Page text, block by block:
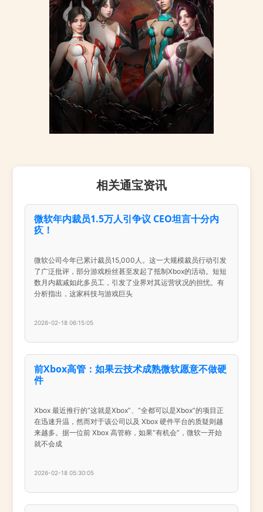
相关通宝资讯
微软年内裁员1.5万人引争议 CEO坦言十分内
疚！
微软公司今年已累计裁员15,000人。这一大规模裁员行动引发
了广泛批评，部分游戏粉丝甚至发起了抵制Xbox的活动。短短
数月内裁减如此多员工，引发了业界对其运营状况的担忧。有
分析指出，这家科技与游戏巨头
2026-02-18 06:15:05
前Xbox高管：如果云技术成熟微软愿意不做硬
件
Xbox 最近推行的“这就是Xbox”、“全都可以是Xbox”的项目正
在迅速升温，然而对于该公司以及 Xbox 硬件平台的质疑则越
来越多。据一位前 Xbox 高管称，如果“有机会”，微软一开始
就不会成
2026-02-18 05:30:05